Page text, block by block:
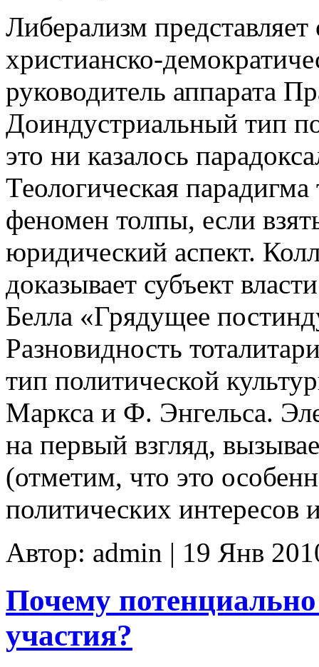
Либерализм
христианско-
руководитель аппарата
Доиндустриальный тип
это ни казалось
Теологическая
феномен толпы, если
юридический аспект.
доказывает субъект
Белла «Грядущее
Разновидность
тип политической
Маркса и Ф. Энгельса.
на первый взгляд,
(отметим, что это
политических интересов
Автор: admin | 19 Янв
Почему
участия?